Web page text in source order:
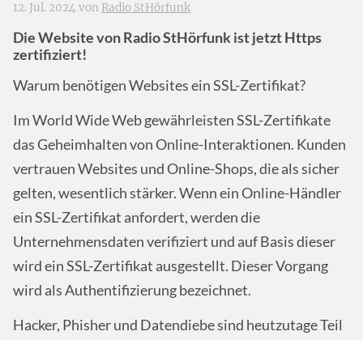
12. Jul. 2024 von Radio StHörfunk
Die Website von Radio StHörfunk ist jetzt Https
zertifiziert!
Warum benötigen Websites ein SSL-Zertifikat?
Im World Wide Web gewährleisten SSL-Zertifikate
das Geheimhalten von Online-Interaktionen. Kunden
vertrauen Websites und Online-Shops, die als sicher
gelten, wesentlich stärker. Wenn ein Online-Händler
ein SSL-Zertifikat anfordert, werden die
Unternehmensdaten verifiziert und auf Basis dieser
wird ein SSL-Zertifikat ausgestellt. Dieser Vorgang
wird als Authentifizierung bezeichnet.
Hacker, Phisher und Datendiebe sind heutzutage Teil